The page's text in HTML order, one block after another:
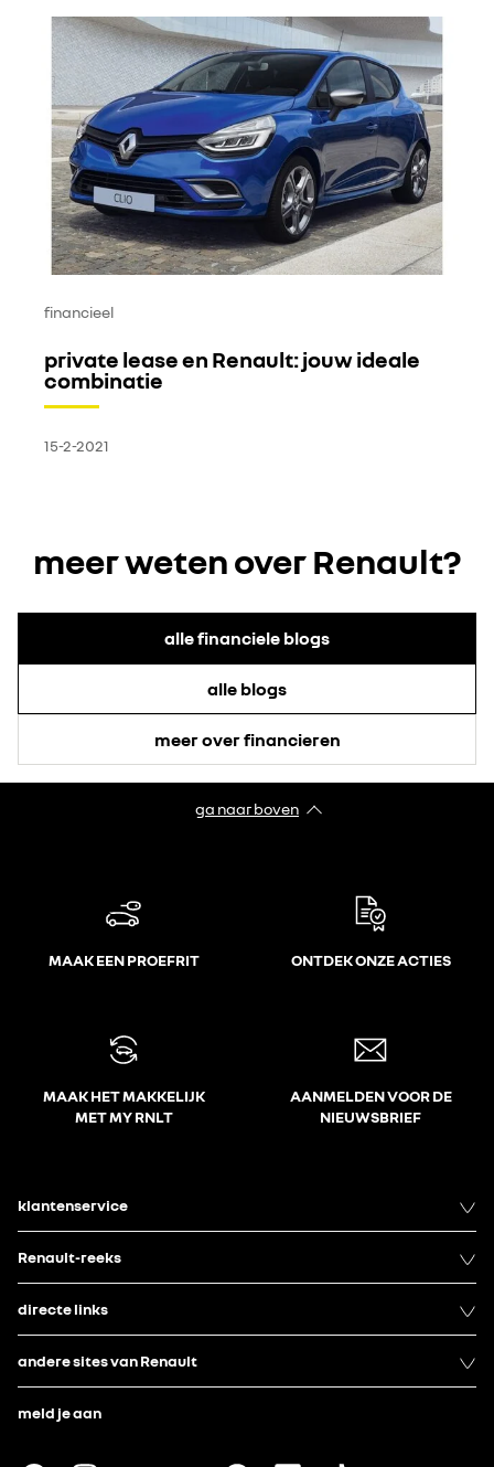
financieel
private lease en Renault: jouw ideale
combinatie
15-2-2021
meer weten over Renault?
alle financiele blogs
alle blogs
meer over financieren
ga naar boven
MAAK EEN PROEFRIT ONTDEK ONZE ACTIES
MAAK HET MAKKELIJK
MET MY RNLT
AANMELDEN VOOR DE
NIEUWSBRIEF
klantenservice
Renault-reeks
directe links
andere sites van Renault
meld je aan